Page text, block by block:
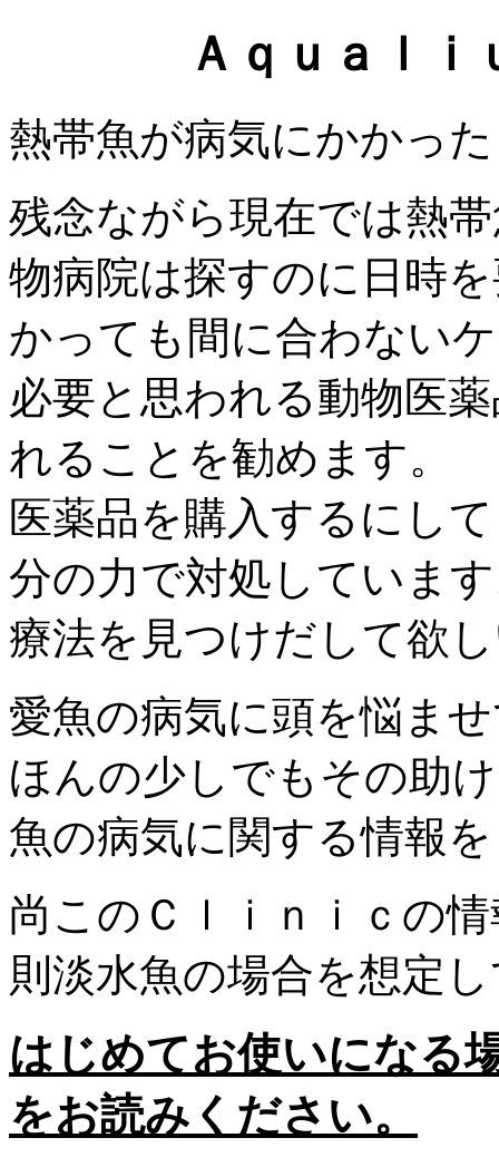
Ａｑｕａｌ
熱帯魚が病気にかかっ
残念ながら現在では熱
物病院は探すのに日時
かっても間に合わない
必要と思われる動物医
れることを勧めます。
医薬品を購入するにし
分の力で対処していま
療法を見つけだして欲
愛魚の病気に頭を悩ま
ほんの少しでもその助
魚の病気に関する情報
尚このＣｌｉｎｉｃの
則淡水魚の場合を想定
はじめてお使いになる
をお読みください。